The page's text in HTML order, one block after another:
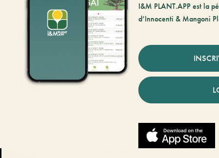
I&M PLANT.APP est la
d’Innocenti & Mangoni